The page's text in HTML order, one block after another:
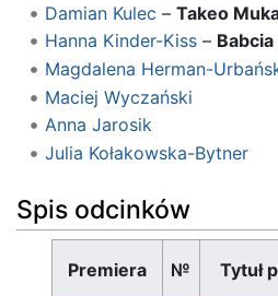
Damian Kulec – Takeo
Hanna Kinder-Kiss–
Magdalena Herman-
Maciej Wyczański
Anna Jarosik
Julia Kołakowska-Bytner
Spis odcinków
Premiera № Tytuł